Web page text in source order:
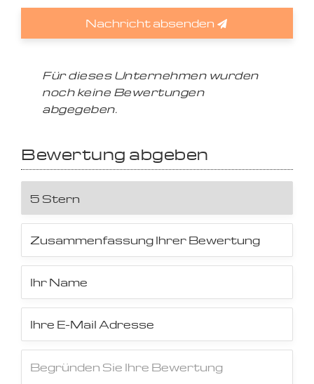
Nachricht absenden
Für dieses Unternehmen wurden
noch keine Bewertungen
abgegeben.
Bewertung abgeben